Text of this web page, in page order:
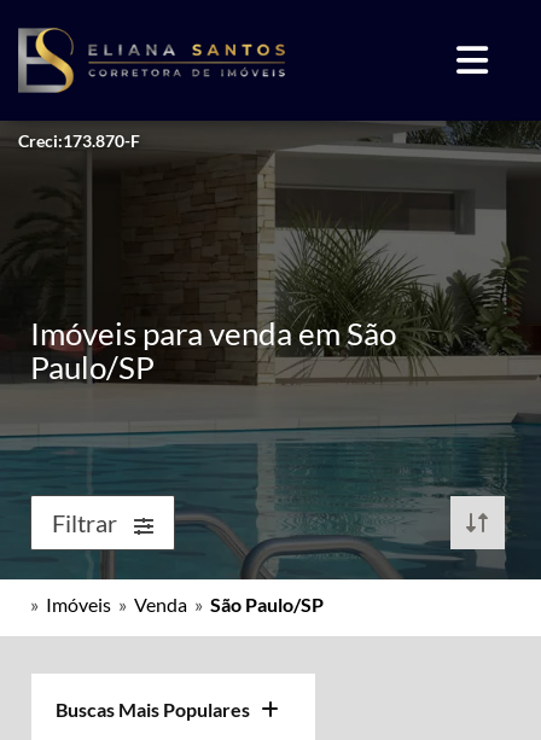
Creci:173.870-F
Imóveis para venda em São
Paulo/SP
Filtrar
» Imóveis » Venda » São Paulo/SP
Buscas Mais Populares